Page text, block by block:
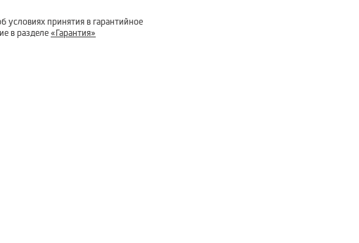
условиях принятия в гарантийное
в разделе «Гарантия»